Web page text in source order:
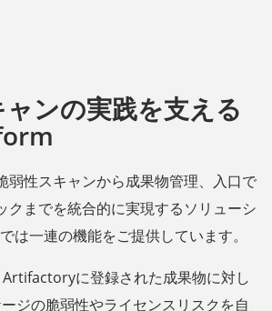
ンの実践を支える
弱性スキャンから成果物管理、入口で
クまでを統合的に実現するソリューシ
は一連の機能をご提供しています。
Artifactoryに登録された成果物に対し
ジの脆弱性やライセンスリスクを自